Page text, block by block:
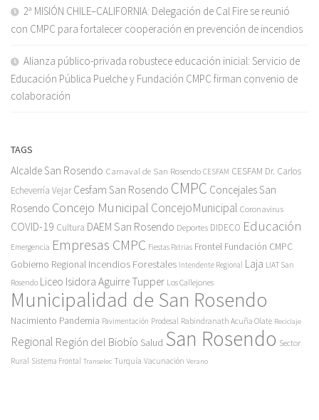
2ª MISIÓN CHILE–CALIFORNIA: Delegación de Cal Fire se reunió
con CMPC para fortalecer cooperación en prevención de incendios
Alianza público-privada robustece educación inicial: Servicio de
Educación Pública Puelche y Fundación CMPC firman convenio de
colaboración
TAGS
Alcalde San Rosendo Carnaval de San Rosendo CESFAM CESFAM Dr. Carlos
Echeverría Vejar Cesfam San Rosendo CMPC Concejales San
Rosendo Concejo Municipal ConcejoMunicipal Coronavirus
COVID-19 Cultura DAEM San Rosendo Deportes DIDECO Educación
Emergencia Empresas CMPC Fiestas Patrias Frontel Fundación CMPC
Gobierno Regional Incendios Forestales Intendente Regional Laja LIAT San
Rosendo Liceo Isidora Aguirre Tupper Los Callejones
Municipalidad de San Rosendo
Nacimiento Pandemia Pavimentación Prodesal Rabindranath Acuña Olate Reciclaje
Regional Región del Biobío Salud San Rosendo Sector
Rural Sistema Frontal Transelec Turquía Vacunación Verano